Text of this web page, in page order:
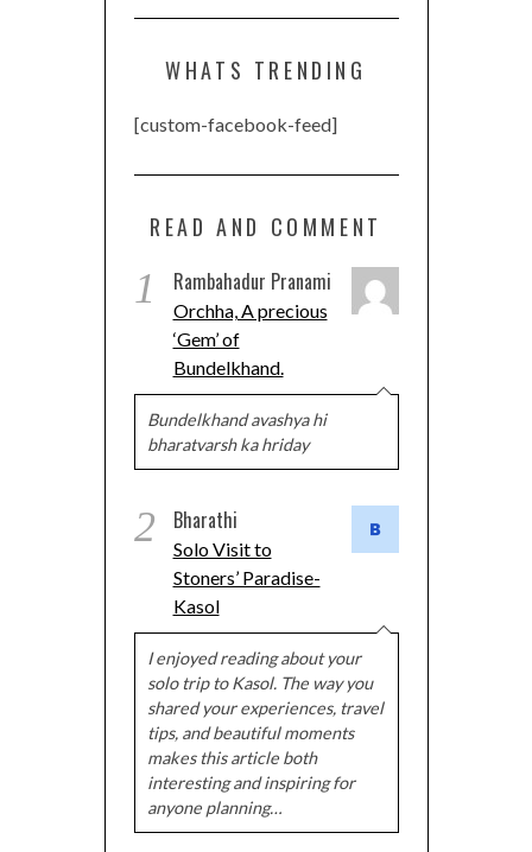
WHATS TRENDING
[custom-facebook-feed]
READ AND COMMENT
1 Rambahadur Pranami
Orchha, A precious
‘Gem’ of
Bundelkhand.
Bundelkhand avashya hi
bharatvarsh ka hriday
2 Bharathi
Solo Visit to
Stoners’ Paradise-
Kasol
I enjoyed reading about your
solo trip to Kasol. The way you
shared your experiences, travel
tips, and beautiful moments
makes this article both
interesting and inspiring for
anyone planning…